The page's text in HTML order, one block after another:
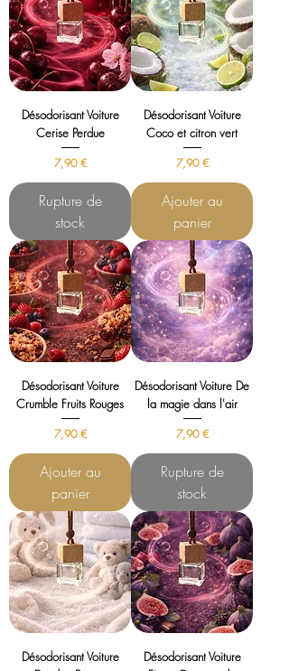
Désodorisant Voiture
Cerise Perdue
Prix
7,90 €
Rupture de
stock
Désodorisant Voiture
Coco et citron vert
Prix
7,90 €
Ajouter au
panier
Désodorisant Voiture
Crumble Fruits Rouges
Prix
7,90 €
Ajouter au
panier
Désodorisant Voiture De
la magie dans l'air
Prix
7,90 €
Rupture de
stock
Désodorisant Voiture
Désodorisant Voiture